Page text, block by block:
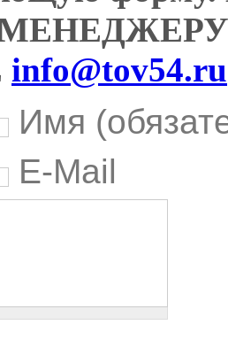
info@tov54.ru
Имя
E-Mail